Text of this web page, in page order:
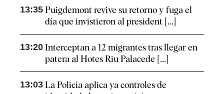
13:35 Puigdemont revive su retorno y fuga el
día que invistieron al president [...]
13:20 Interceptan a 12 migrantes tras llegar en
patera al Hotes Riu Palacede [...]
13:03 La Policía aplica ya controles de